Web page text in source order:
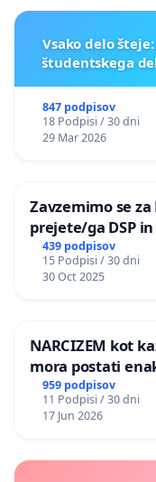
Vsako delo
študentskega
847 podpisov
18 Podpisi / 30 dni
29 Mar 2026
Zavzemimo se
prejete/ga DSP in
439 podpisov
15 Podpisi / 30 dni
30 Oct 2025
NARCIZEM kot
mora postati
nasilje
959 podpisov
11 Podpisi / 30 dni
17 Jun 2026